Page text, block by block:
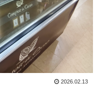
2026.02.13